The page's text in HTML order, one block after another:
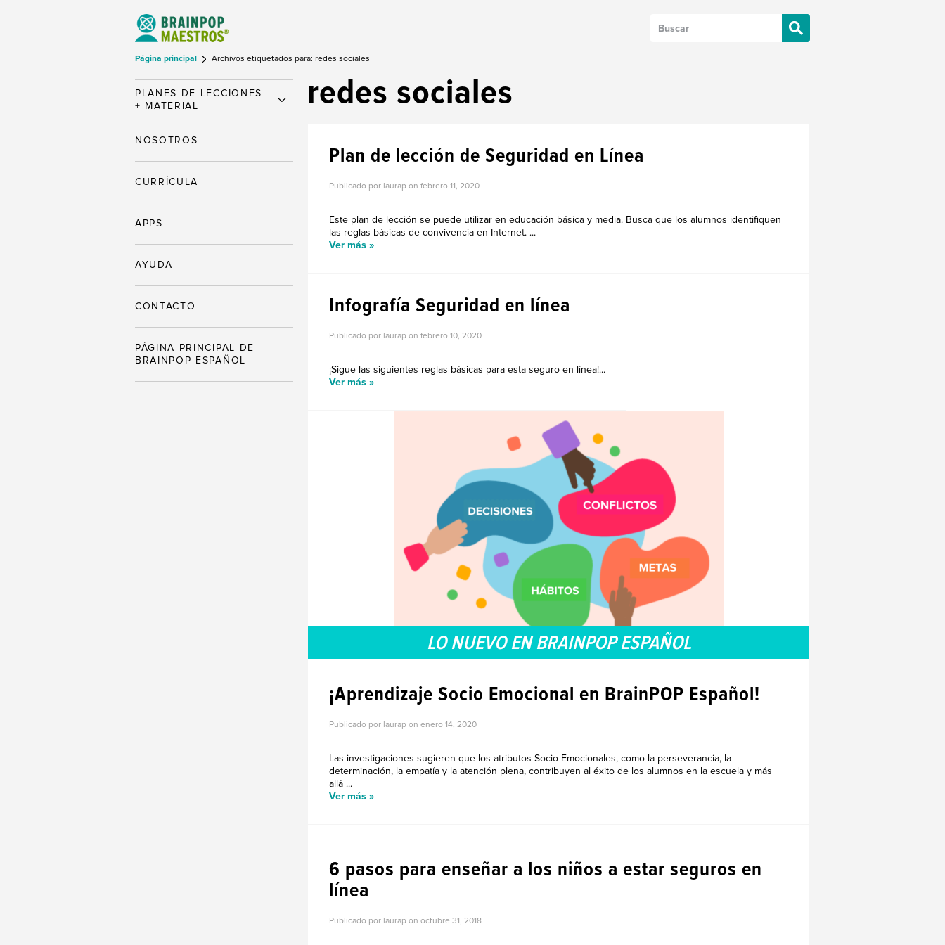
Página principal Archivos etiquetados para: redes sociales
redes sociales
Plan de lección de Seguridad en Línea
Publicado por laurap on febrero 11, 2020
Este plan de lección se puede utilizar en educación básica y media. Busca que los alumnos identifiquen
las reglas básicas de convivencia en Internet. ...
Ver más »
Infografía Seguridad en línea
Publicado por laurap on febrero 10, 2020
¡Sigue las siguientes reglas básicas para esta seguro en línea!...
Ver más »
LO NUEVO EN BRAINPOP ESPAÑOL
¡Aprendizaje Socio Emocional en BrainPOP Español!
Publicado por laurap on enero 14, 2020
Las investigaciones sugieren que los atributos Socio Emocionales, como la perseverancia, la
determinación, la empatía y la atención plena, contribuyen al éxito de los alumnos en la escuela y más
allá ...
Ver más »
6 pasos para enseñar a los niños a estar seguros en
línea
Publicado por laurap on octubre 31, 2018
PLANES DE LECCIONES
+ MATERIAL
NOSOTROS
CURRÍCULA
APPS
AYUDA
CONTACTO
PÁGINA PRINCIPAL DE
BRAINPOP ESPAÑOL